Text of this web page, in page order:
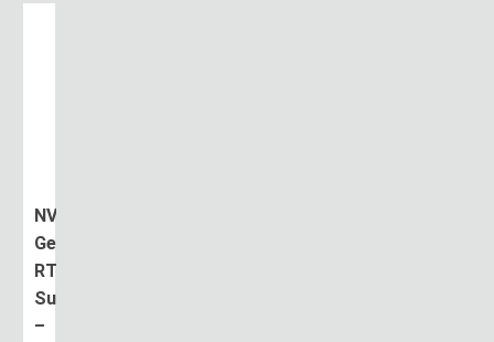
NVIDIA
GeForce
RTX
Super
–